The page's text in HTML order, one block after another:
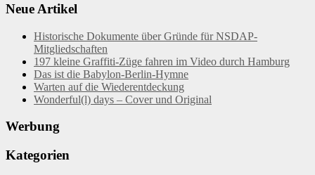
Neue Artikel
Historische Dokumente über Gründe für NSDAP-
Mitgliedschaften
197 kleine Graffiti-Züge fahren im Video durch Hamburg
Das ist die Babylon-Berlin-Hymne
Warten auf die Wiederentdeckung
Wonderful(l) days – Cover und Original
Werbung
Kategorien